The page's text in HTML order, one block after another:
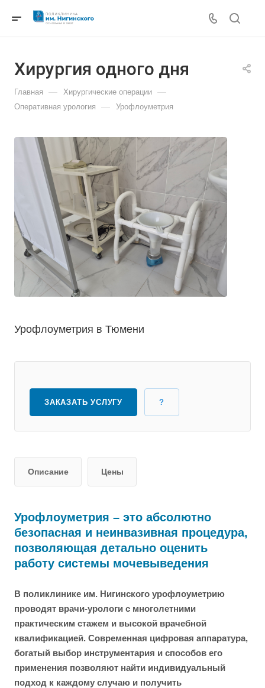
Хирургия одного дня
Главная — Хирургические операции —
Оперативная урология — Урофлоуметрия
Урофлоуметрия в Тюмени
ЗАКАЗАТЬ УСЛУГУ ?
Описание Цены
Урофлоуметрия – это абсолютно
безопасная и неинвазивная процедура,
позволяющая детально оценить
работу системы мочевыведения
В поликлинике им. Нигинского урофлоуметрию
проводят врачи-урологи с многолетними
практическим стажем и высокой врачебной
квалификацией. Современная цифровая аппаратура,
богатый выбор инструментария и способов его
применения позволяют найти индивидуальный
подход к каждому случаю и получить